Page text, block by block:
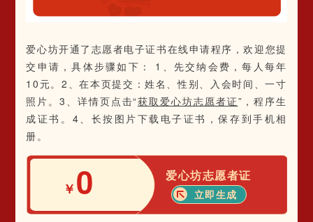
爱心坊开通了志愿者电子证书在线申请程序，欢迎您提
交申请，具体步骤如下： 1、先交纳会费，每人每年
10元。2、在本页提交：姓名、性别、入会时间、一寸
照片。3、详情页点击“获取爱心坊志愿者证”，程序生
成证书。4、长按图片下载电子证书，保存到手机相
册。
￥0 爱心坊志愿者证
立即生成